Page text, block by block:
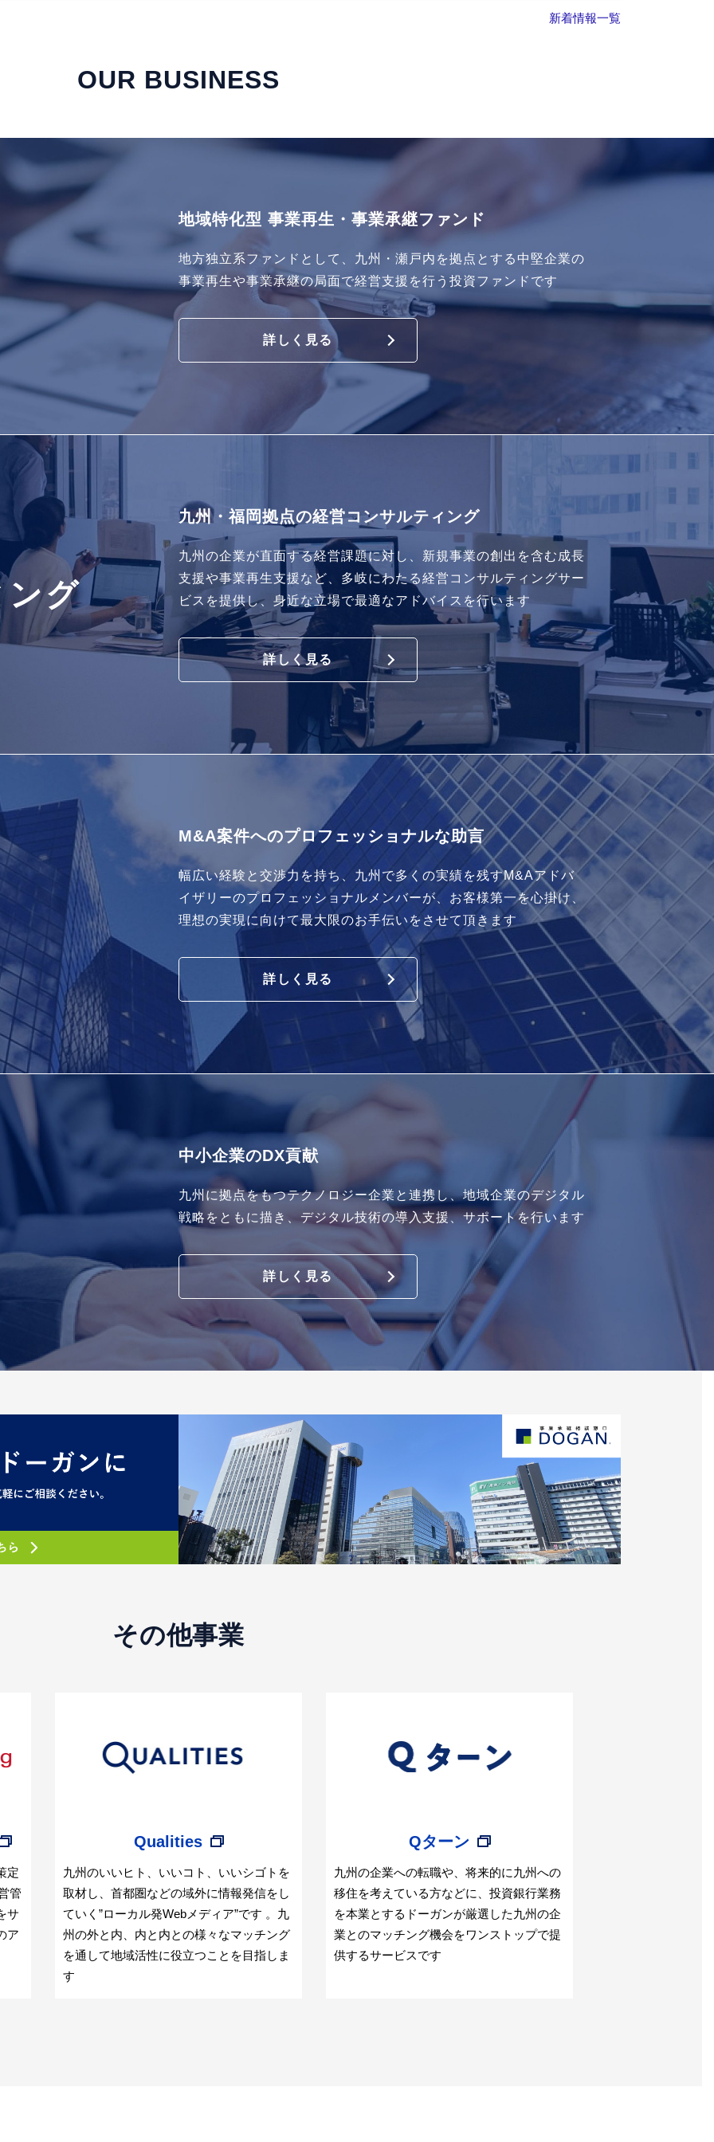
新着情報一覧
OUR BUSINESS
地域特化型 事業再生・事業承継ファンド
地方独立系ファンドとして、九州・瀬戸内を拠点とする中堅企業の
事業再生や事業承継の局面で経営支援を行う投資ファンドです
詳しく見る
ング
九州・福岡拠点の経営コンサルティング
九州の企業が直面する経営課題に対し、新規事業の創出を含む成長
支援や事業再生支援など、多岐にわたる経営コンサルティングサー
ビスを提供し、身近な立場で最適なアドバイスを行います
詳しく見る
M&A案件へのプロフェッショナルな助言
幅広い経験と交渉力を持ち、九州で多くの実績を残すM&Aアドバ
イザリーのプロフェッショナルメンバーが、お客様第一を心掛け、
理想の実現に向けて最大限のお手伝いをさせて頂きます
詳しく見る
中小企業のDX貢献
九州に拠点をもつテクノロジー企業と連携し、地域企業のデジタル
戦略をともに描き、デジタル技術の導入支援、サポートを行います
詳しく見る
その他事業
定
管
サ
ア
Qualities
九州のいいヒト、いいコト、いいシゴトを
取材し、首都圏などの域外に情報発信をし
ていく”ローカル発Webメディア”です 。九
州の外と内、内と内との様々なマッチング
を通して地域活性に役立つことを目指しま
す
Qターン
九州の企業への転職や、将来的に九州への
移住を考えている方などに、投資銀行業務
を本業とするドーガンが厳選した九州の企
業とのマッチング機会をワンストップで提
供するサービスです